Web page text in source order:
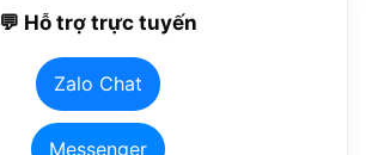
💬 Hỗ trợ trực tuyến
Zalo Chat
Messenger